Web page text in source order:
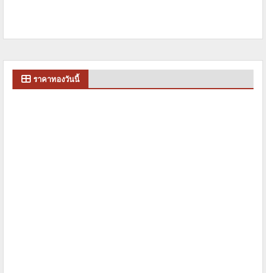
ราคาทองวันนี้